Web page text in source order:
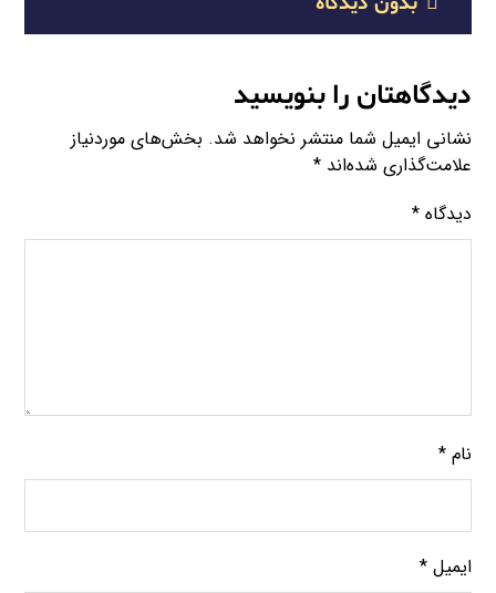
دیدگاهتان را بنویسید
نشانی ایمیل شما منتشر نخواهد شد. بخش‌های موردنیاز
علامت‌گذاری شده‌اند*
دیدگاه*
نام*
ایمیل*